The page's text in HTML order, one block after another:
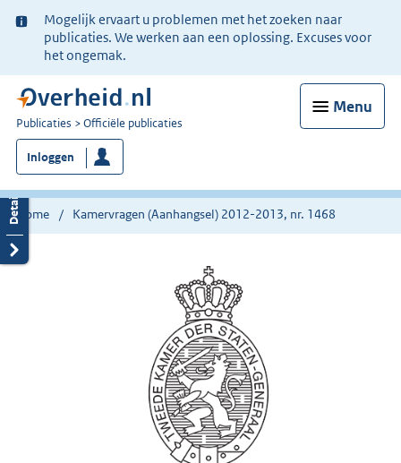
Ter
informatie:
Mogelijk ervaart u problemen met het zoeken naar
publicaties. We werken aan een oplossing. Excuses voor
het ongemak.
Menu
U
bent
nu
hier:
Publicaties Officiële publicaties
Inloggen
Home Kamervragen (Aanhangsel) 2012-2013, nr. 1468